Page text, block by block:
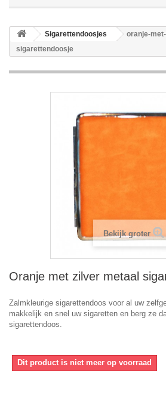
Sigarettendoosjes
oranje-
sigarettendoosje
Bekijk groter
Oranje met zilver metaal
Zalmkleurige sigarettendoos voor al uw
makkelijk en snel uw sigaretten en berg ze
sigarettendoos.
Dit product is niet meer op voorraad